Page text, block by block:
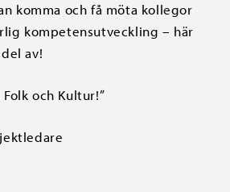
komma och få möta kollegor
kompetensutveckling – här
av!
och Kultur!”